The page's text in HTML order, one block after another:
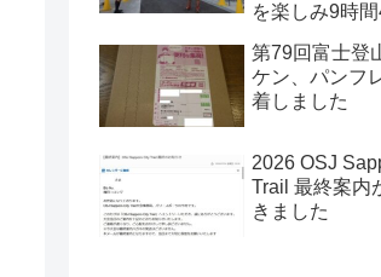
を楽しみ9時
第79回富士登
ケン、パンフ
着しました
2026 OSJ
Trail 最終案内
きました